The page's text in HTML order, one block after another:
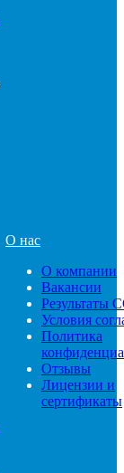
О нас
О компании
Вакансии
Результаты
Условия
Политика
Отзывы
Лицензии и
сертификаты